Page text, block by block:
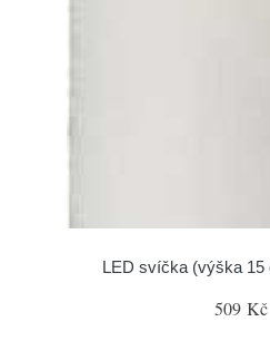
LED svíčka (výška 15
509 Kč